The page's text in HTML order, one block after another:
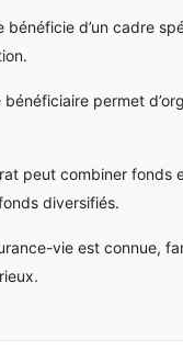
bénéficie d’un cadre
bénéficiaire permet
peut combiner fonds
diversifiés.
vie est connue,